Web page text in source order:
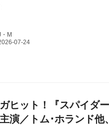
M
ヒット！『スパイダ
演／トム･ホランド他